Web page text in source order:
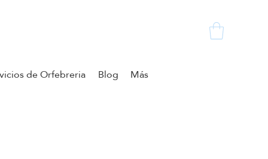
de Orfebreria Blog Más